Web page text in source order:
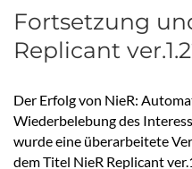
Fortsetzung
Replicant
Der Erfolg von NieR:
Wiederbelebung des
wurde eine überarbeitete
dem Titel NieR Replicant